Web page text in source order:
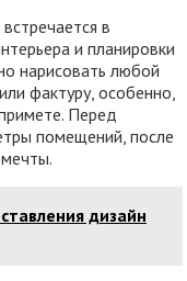
в
и планировки
нарисовать любой
фактуру, особенно,
Перед
помещений, после
дизайн